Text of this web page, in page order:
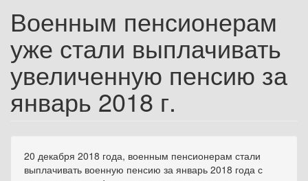
Военным пенсионерам
уже стали выплачивать
увеличенную пенсию за
январь 2018 г.
20 декабря 2018 года, военным пенсионерам стали
выплачивать военную пенсию за январь 2018 года с